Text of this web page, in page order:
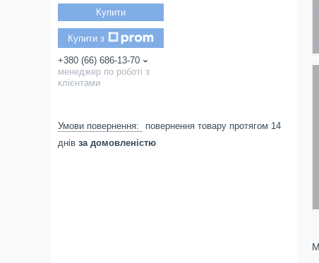
Купити
Купити з
+380 (66) 686-13-70
менеджер по роботі з
клієнтами
повернення товару протягом 14
днів за домовленістю